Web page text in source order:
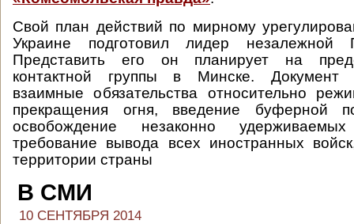
Свой план действий по мирному
Украине подготовил лидер незалежной
Представить его он планирует на
контактной группы в Минске. Документ
взаимные обязательства относительно
прекращения огня, введение буферной
освобождение незаконно
требование вывода всех иностранных
территории страны
В СМИ
10 СЕНТЯБРЯ 2014